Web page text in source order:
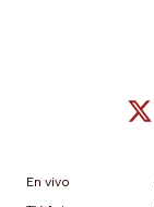
En vivo